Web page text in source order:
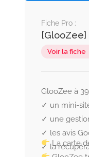
Fiche Pro :
[GlooZee]
Voir la fiche
GlooZee à
✓ un mini-
✓ une
✓ les avis
✓ laLa carte